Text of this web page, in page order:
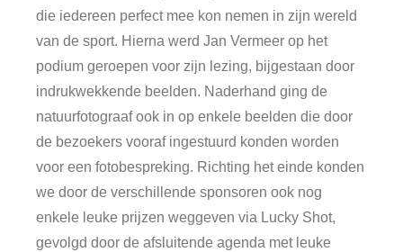
die iedereen perfect mee kon nemen in zijn wereld
van de sport. Hierna werd Jan Vermeer op het
podium geroepen voor zijn lezing, bijgestaan door
indrukwekkende beelden. Naderhand ging de
natuurfotograaf ook in op enkele beelden die door
de bezoekers vooraf ingestuurd konden worden
voor een fotobespreking. Richting het einde konden
we door de verschillende sponsoren ook nog
enkele leuke prijzen weggeven via Lucky Shot,
gevolgd door de afsluitende agenda met leuke